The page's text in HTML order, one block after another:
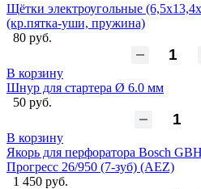
Щётки электроугольные
(кр.пятка-уши, пружина)
80 руб.
В корзину
Шнур для стартера Ø 6.0 мм
50 руб.
В корзину
Якорь для перфоратора Bosch
Прогресс 26/950 (7-зуб) (AEZ)
1 450 руб.